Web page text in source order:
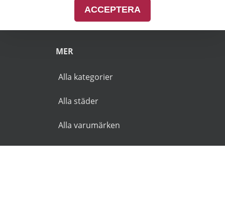
Pensionärsrabatt Skåne
MER
Alla kategorier
Alla städer
Alla varumärken
ACCEPTERA